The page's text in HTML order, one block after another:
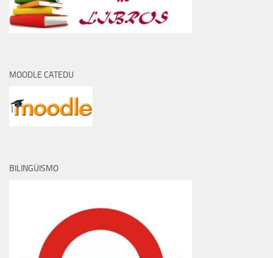
MOODLE CATEDU
BILINGÜISMO